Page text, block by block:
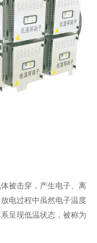
被击穿，产生电子、离
电过程中虽然电子温度
呈现低温状态，被称为